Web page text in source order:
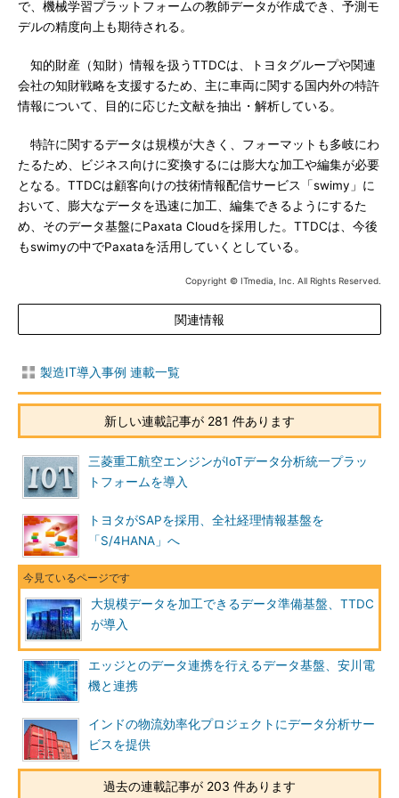
で、機械学習プラットフォームの教師データが作成でき、予測モ
デルの精度向上も期待される。
知的財産（知財）情報を扱うTTDCは、トヨタグループや関連
会社の知財戦略を支援するため、主に車両に関する国内外の特許
情報について、目的に応じた文献を抽出・解析している。
特許に関するデータは規模が大きく、フォーマットも多岐にわ
たるため、ビジネス向けに変換するには膨大な加工や編集が必要
となる。TTDCは顧客向けの技術情報配信サービス「swimy」に
おいて、膨大なデータを迅速に加工、編集できるようにするた
め、そのデータ基盤にPaxata Cloudを採用した。TTDCは、今後
もswimyの中でPaxataを活用していくとしている。
Copyright © ITmedia, Inc. All Rights Reserved.
関連情報
製造IT導入事例 連載一覧
新しい連載記事が 281 件あります
三菱重工航空エンジンがIoTデータ分析統一プラッ
トフォームを導入
トヨタがSAPを採用、全社経理情報基盤を
「S/4HANA」へ
大規模データを加工できるデータ準備基盤、TTDC
が導入
エッジとのデータ連携を行えるデータ基盤、安川電
機と連携
インドの物流効率化プロジェクトにデータ分析サー
ビスを提供
過去の連載記事が 203 件あります